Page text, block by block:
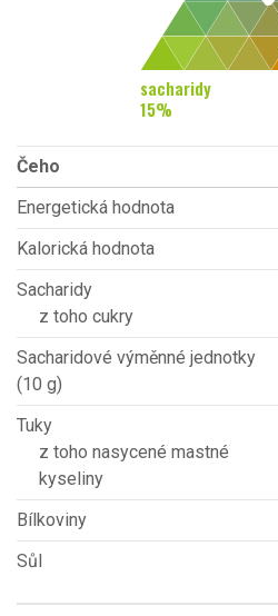
sacharidy
15%
Čeho
Energetická hodnota
Kalorická hodnota
Sacharidy
z toho cukry
Sacharidové výměnné jednotky
(10 g)
Tuky
z toho nasycené mastné
kyseliny
Bílkoviny
Sůl